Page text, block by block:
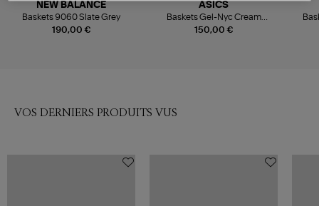
190,00 €
NEW BALANCE
Baskets 9060 Slate Grey
150,00 €
ASICS
Baskets Gel-Nyc Cream
Cement Grey
VOS DERNIERS PRODUITS VUS